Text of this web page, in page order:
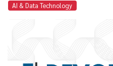
AI & Data Technology